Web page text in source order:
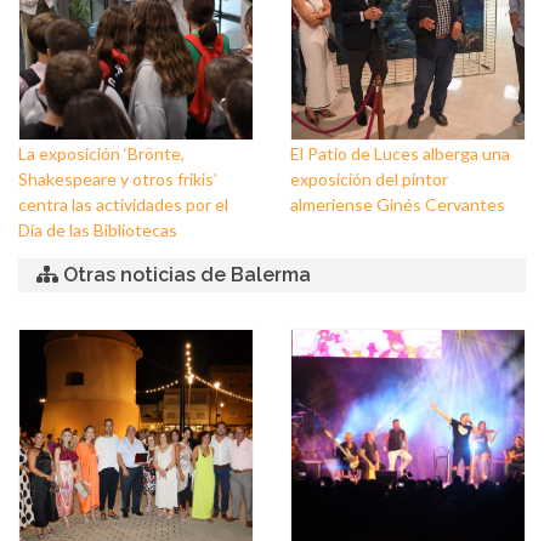
La exposición ‘Brönte,
Shakespeare y otros frikis’
centra las actividades por el
Día de las Bibliotecas
El Patio de Luces alberga una
exposición del pintor
almeriense Ginés Cervantes
Otras noticias de Balerma